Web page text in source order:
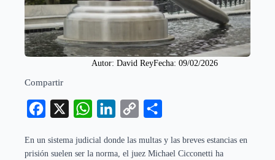
Autor: David ReyFecha: 09/02/2026
Compartir
Facebook WhatsAppLinkedInCopy
En un sistema judicial donde las multas y las breves estancias en
prisión suelen ser la norma, el juez Michael Cicconetti ha